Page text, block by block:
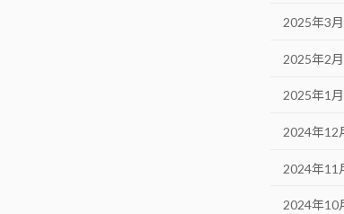
2025年3月
2025年2月
2025年1月
2024年12
2024年11
2024年10